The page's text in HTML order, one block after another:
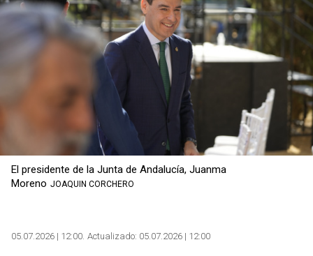
Copiar
El presidente de la Junta de Andalucía, Juanma
Moreno JOAQUIN CORCHERO
05.07.2026 | 12:00 Actualizado: 05.07.2026 | 12:00